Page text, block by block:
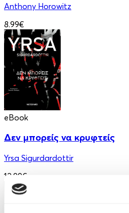
Anthony Horowitz
8.99€
eBook
Δεν μπορείς να κρυφτείς
Yrsa Sigurdardottir
12.99€